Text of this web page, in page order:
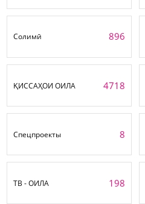
Солимӣ 896
ҚИССАҲОИ ОИЛА 4718
Спецпроекты 8
ТВ - ОИЛА 198